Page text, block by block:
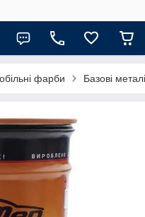
фарби Базові